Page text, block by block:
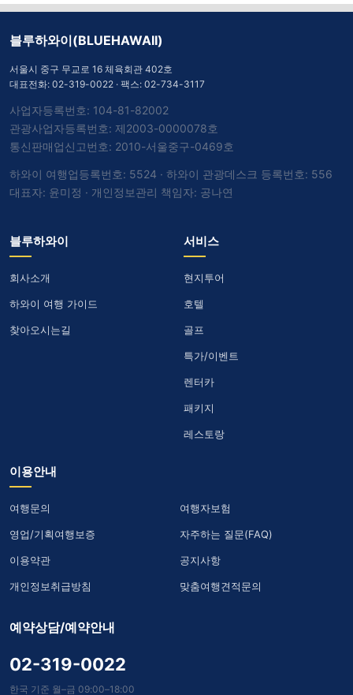
블루하와이(BLUEHAWAII)
서울시 중구 무교로 16 체육회관 402호
대표전화: 02-319-0022 · 팩스: 02-734-3117
사업자등록번호: 104-81-82002
관광사업자등록번호: 제2003-0000078호
통신판매업신고번호: 2010-서울중구-0469호
하와이 여행업등록번호: 5524 · 하와이 관광데스크 등록번호: 556
대표자: 윤미정 · 개인정보관리 책임자: 공나연
블루하와이
회사소개
하와이 여행 가이드
찾아오시는길
서비스
현지투어
호텔
골프
특가/이벤트
렌터카
패키지
레스토랑
이용안내
여행문의 여행자보험
영업/기획여행보증 자주하는 질문(FAQ)
이용약관 공지사항
개인정보취급방침 맞춤여행견적문의
예약상담/예약안내
02-319-0022
한국 기준 월–금 09:00–18:00